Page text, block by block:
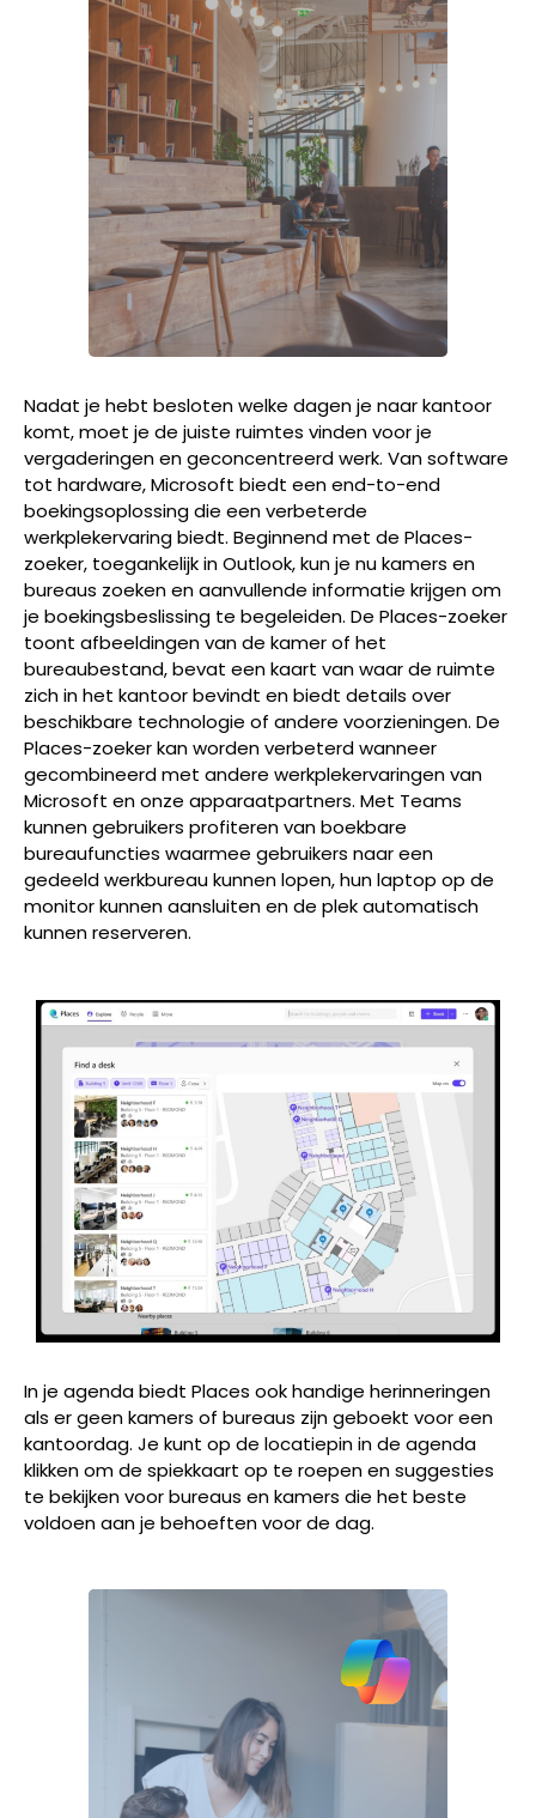
Nadat je hebt besloten welke dagen je naar kantoor
komt, moet je de juiste ruimtes vinden voor je
vergaderingen en geconcentreerd werk. Van software
tot hardware, Microsoft biedt een end-to-end
boekingsoplossing die een verbeterde
werkplekervaring biedt. Beginnend met de Places-
zoeker, toegankelijk in Outlook, kun je nu kamers en
bureaus zoeken en aanvullende informatie krijgen om
je boekingsbeslissing te begeleiden. De Places-zoeker
toont afbeeldingen van de kamer of het
bureaubestand, bevat een kaart van waar de ruimte
zich in het kantoor bevindt en biedt details over
beschikbare technologie of andere voorzieningen. De
Places-zoeker kan worden verbeterd wanneer
gecombineerd met andere werkplekervaringen van
Microsoft en onze apparaatpartners. Met Teams
kunnen gebruikers profiteren van boekbare
bureaufuncties waarmee gebruikers naar een
gedeeld werkbureau kunnen lopen, hun laptop op de
monitor kunnen aansluiten en de plek automatisch
kunnen reserveren.
In je agenda biedt Places ook handige herinneringen
als er geen kamers of bureaus zijn geboekt voor een
kantoordag. Je kunt op de locatiepin in de agenda
klikken om de spiekkaart op te roepen en suggesties
te bekijken voor bureaus en kamers die het beste
voldoen aan je behoeften voor de dag.